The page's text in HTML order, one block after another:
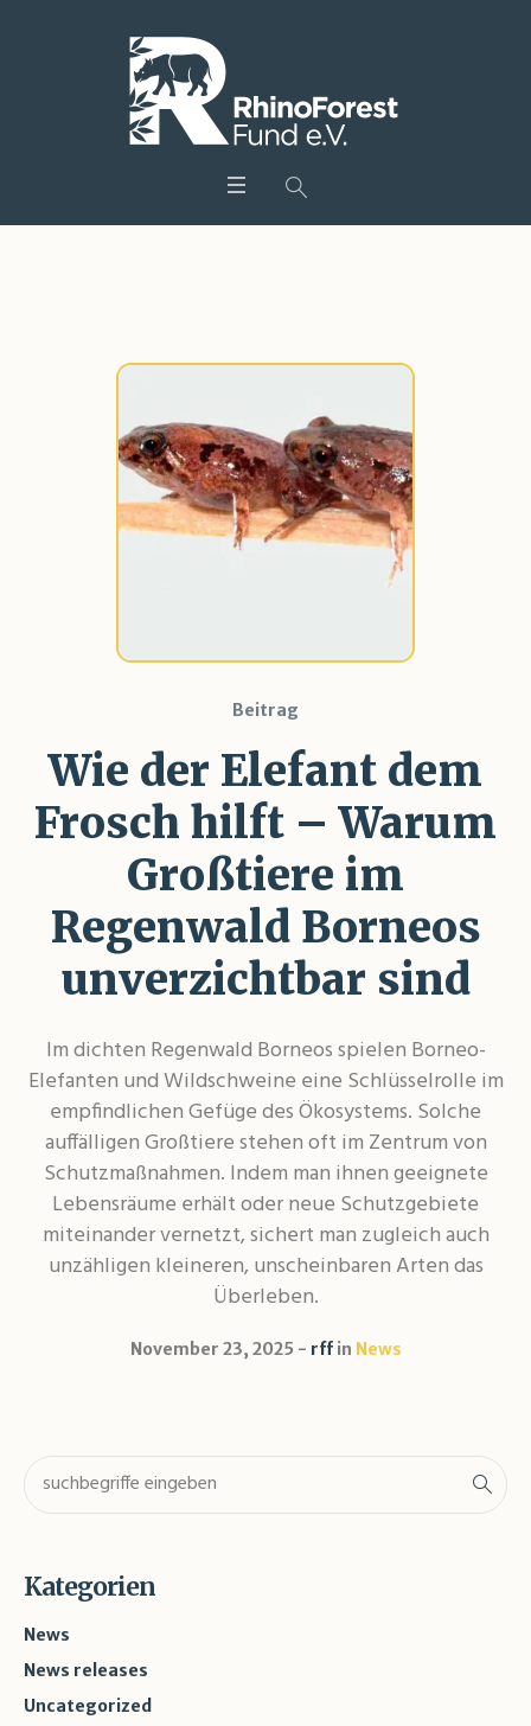
Beitrag
Wie der Elefant dem
Frosch hilft – Warum
Großtiere im
Regenwald Borneos
unverzichtbar sind
Im dichten Regenwald Borneos spielen Borneo-
Elefanten und Wildschweine eine Schlüsselrolle im
empfindlichen Gefüge des Ökosystems. Solche
auffälligen Großtiere stehen oft im Zentrum von
Schutzmaßnahmen. Indem man ihnen geeignete
Lebensräume erhält oder neue Schutzgebiete
miteinander vernetzt, sichert man zugleich auch
unzähligen kleineren, unscheinbaren Arten das
Überleben.
November 23, 2025 rffin News
Kategorien
News
News releases
Uncategorized